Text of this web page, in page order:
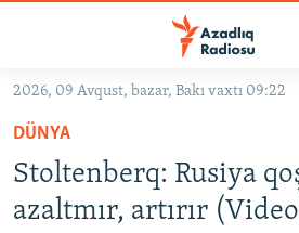
Əsas
qayıt
Əsas
naviqasiyaya
qayıt
#İZAHLA
KORRUPSIOMETR
2026, 09 Avqust, bazar, Bakı vaxtı 09:22
DÜNYA
Stoltenberq: Rusiya
azaltmır, artırır